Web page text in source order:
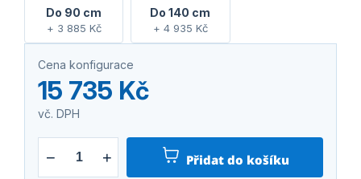
Do 90 cm
+ 3 885 Kč
Do 140 cm
+ 4 935 Kč
Cena konfigurace
15 735 Kč
vč. DPH
+
− Přidat do košíku